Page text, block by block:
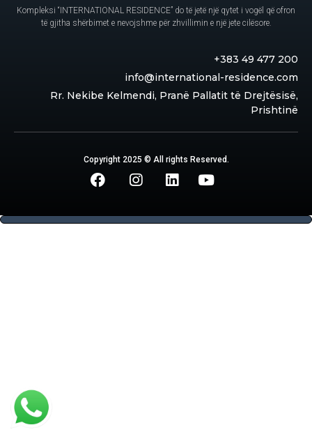
Kompleksi “INTERNATIONAL RESIDENCE” do të jetë një qytet i vogël që ofron
të gjitha shërbimet e nevojshme për zhvillimin e një jete cilësore.
+383 49 477 200
info@international-residence.com
Rr. Nekibe Kelmendi, Pranë Pallatit të Drejtësisë,
Prishtinë
Copyright 2025 © All rights Reserved.